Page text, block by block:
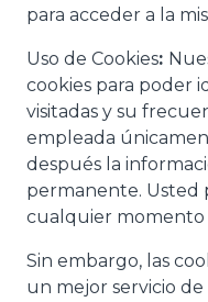
para acceder a la
Uso de Cookies:
cookies para poder
visitadas y su
empleada
después la
permanente. Usted
cualquier momento
Sin embargo, las
un mejor servicio de